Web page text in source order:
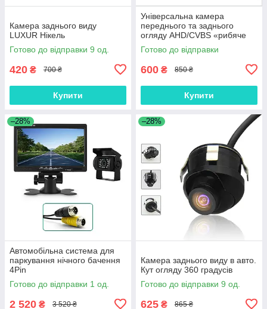
Камера заднього виду
LUXUR Нікель
Готово до відправки 9 од.
420 ₴ 700 ₴
Купити
Універсальна камера
переднього та заднього
огляду AHD/CVBS «рибяче
око» 1920*1080
Готово до відправки
600 ₴ 850 ₴
Купити
–28%
Автомобільна система для
паркування нічного бачення
4Pin
Готово до відправки 1 од.
2 520 ₴ 3 520 ₴
–28%
Камера заднього виду в авто.
Кут огляду 360 градусів
Готово до відправки 9 од.
625 ₴ 865 ₴